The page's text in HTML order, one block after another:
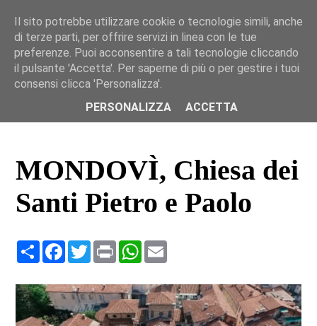
IT DE EN FR LIS
Home Siti Dettaglio
MONDOVÌ, Chiesa dei
Santi Pietro e Paolo
CondividiFacebook
TwitterPrint WhatsApp
Il sito potrebbe utilizzare cookie o tecnologie simili, anche
di terze parti, per offrire servizi in linea con le tue
preferenze. Puoi acconsentire a tali tecnologie cliccando
il pulsante 'Accetta'. Per saperne di più o per gestire i tuoi
consensi clicca 'Personalizza'.
PERSONALIZZA
ACCETTA